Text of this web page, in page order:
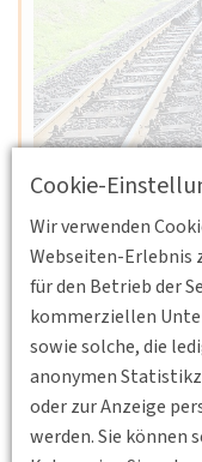
Cookie-
Wir verwenden
Webseiten-Erlebnis
für den Betrieb der
kommerziellen
sowie solche, die
anonymen
oder zur Anzeige
werden. Sie können
15.10.2026
Seestraße 19,
Mecklenburg
21. Baltisches
Schienenverkehr
Personenverkehr